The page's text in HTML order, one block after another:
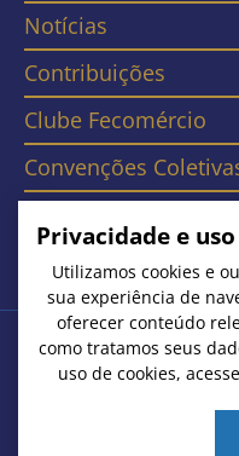
Notícias
Contribuições
Clube Fecomércio
Convenções
Contato
Copyright © 2026.
Federação do Comércio
Privacidade e
Utilizamos cookies e
sua experiência de
oferecer conteúdo
como tratamos seus
uso de cookies,